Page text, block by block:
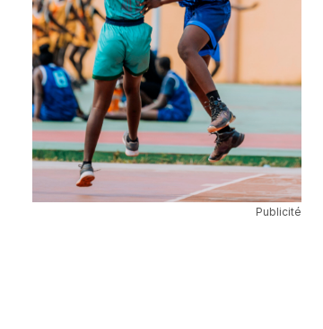
Publicité